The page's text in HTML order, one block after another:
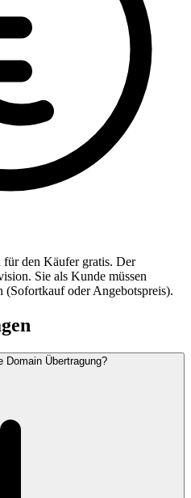
den Käufer gratis. Der
Sie als Kunde müssen
oder Angebotspreis).
Domain Übertragung?